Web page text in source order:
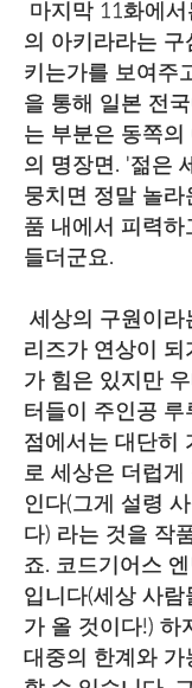
마지막 11화에
의 아키라라는 구
키는가를 보여주
을 통해 일본 전
는 부분은 동쪽의
의 명장면. '젊은
뭉치면 정말 놀
품 내에서 피력하
들더군요.
세상의 구원이라
리즈가 연상이 되
가 힘은 있지만
터들이 주인공
점에서는 대단히
로 세상은 더럽
인다(그게 설령
다) 라는 것을 작
죠. 코드기어스
입니다(세상 사
가 올 것이다!) 하
대중의 한계와 가